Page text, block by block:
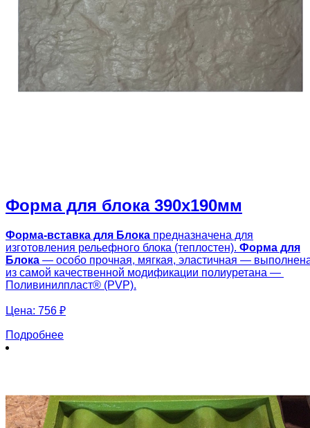
Форма для блока 390х190мм
Форма-вставка для Блока предназначена для
изготовления рельефного блока (теплостен). Форма для
Блока — особо прочная, мягкая, эластичная —
из самой качественной модификации полиуретана —
Поливинилпласт® (PVP).
Цена: 756 ₽
Подробнее